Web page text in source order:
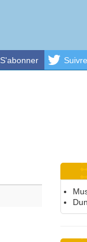
S'abonner Suivre